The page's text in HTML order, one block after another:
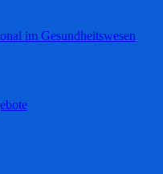
im Gesundheitswesen